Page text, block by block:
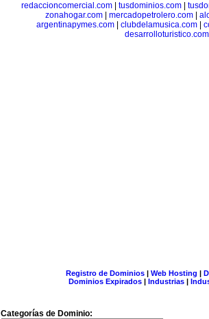
redaccioncomercial.com| tusdominios.com|
zonahogar.com| mercadopetrolero.com|
argentinapymes.com| clubdelamusica.com|
desarrolloturistico.com
Registro de Dominios| Web Hosting |
Dominios Expirados | Industrias |
Categorías de Dominio: